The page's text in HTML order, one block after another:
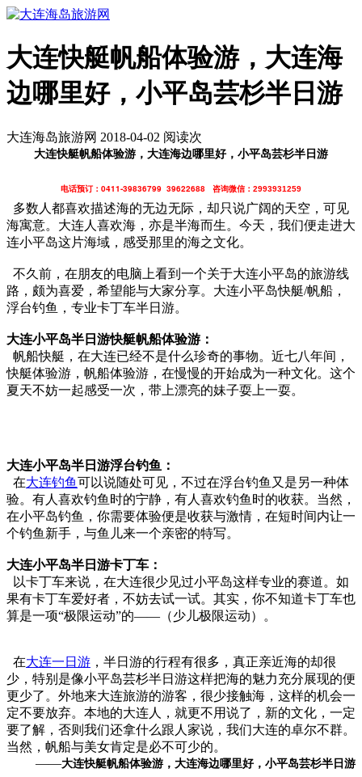
大连快艇帆船体验游，大连海
边哪里好，小平岛芸杉半日游
大连海岛旅游网 2018-04-02 阅读次
大连快艇帆船体验游，大连海边哪里好，小平岛芸杉半日游
电话预订：0411-39836799 39622688 咨询微信：2993931259
多数人都喜欢描述海的无边无际，却只说广阔的天空，可见
海寓意。大连人喜欢海，亦是半海而生。今天，我们便走进大
连小平岛这片海域，感受那里的海之文化。
不久前，在朋友的电脑上看到一个关于大连小平岛的旅游线
路，颇为喜爱，希望能与大家分享。大连小平岛快艇/帆船，
浮台钓鱼，专业卡丁车半日游。
大连小平岛半日游快艇帆船体验游：
帆船快艇，在大连已经不是什么珍奇的事物。近七八年间，
快艇体验游，帆船体验游，在慢慢的开始成为一种文化。这个
夏天不妨一起感受一次，带上漂亮的妹子耍上一耍。
大连小平岛半日游浮台钓鱼：
在大连钓鱼可以说随处可见，不过在浮台钓鱼又是另一种体
验。有人喜欢钓鱼时的宁静，有人喜欢钓鱼时的收获。当然，
在小平岛钓鱼，你需要体验便是收获与激情，在短时间内让一
个钓鱼新手，与鱼儿来一个亲密的特写。
大连小平岛半日游卡丁车：
以卡丁车来说，在大连很少见过小平岛这样专业的赛道。如
果有卡丁车爱好者，不妨去试一试。其实，你不知道卡丁车也
算是一项“极限运动”的——（少儿极限运动）。
在大连一日游 ，半日游的行程有很多，真正亲近海的却很
少，特别是像小平岛芸杉半日游这样把海的魅力充分展现的便
更少了。外地来大连旅游的游客，很少接触海，这样的机会一
定不要放弃。本地的大连人，就更不用说了，新的文化，一定
要了解，否则我们还拿什么跟人家说，我们大连的卓尔不群。
当然，帆船与美女肯定是必不可少的。
——大连快艇帆船体验游，大连海边哪里好，小平岛芸杉半日游